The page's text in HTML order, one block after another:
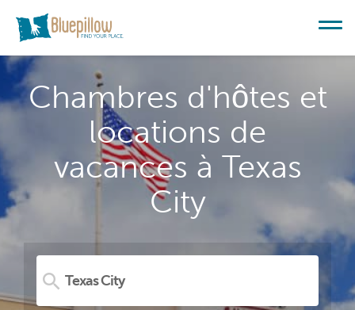
Chambres d'hôtes et
locations de
vacances à Texas
City